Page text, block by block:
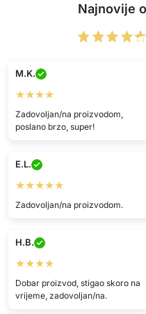
Najnovije
M.K.
★★★★
Zadovoljan/na proizvodom,
poslano brzo, super!
E.L.
★★★★★
Zadovoljan/na proizvodom.
H.B.
★★★★
Dobar proizvod, stigao skoro na
vrijeme, zadovoljan/na.